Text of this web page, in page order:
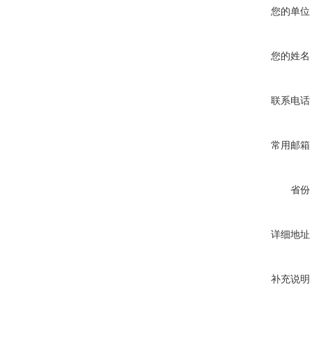
您的单位
您的姓名
联系电话
常用邮箱
省份
详细地址
补充说明